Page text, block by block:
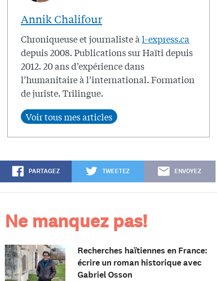
Annik Chalifour
Chroniqueuse et journaliste à l-express.ca
depuis 2008. Publications sur Haïti depuis
2012. 20 ans d’expérience dans
l’humanitaire à l’international. Formation
de juriste. Trilingue.
PARTAGEZ TWEETEZ ENVOYEZ
Ne manquez pas!
Recherches haïtiennes en France:
écrire un roman historique avec
Gabriel Osson